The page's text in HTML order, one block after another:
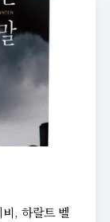
, 하랄트 벨